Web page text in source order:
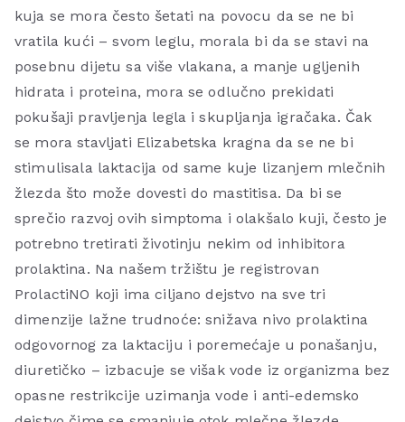
kuja se mora često šetati na povocu da se ne bi
vratila kući – svom leglu, morala bi da se stavi na
posebnu dijetu sa više vlakana, a manje ugljenih
hidrata i proteina, mora se odlučno prekidati
pokušaji pravljenja legla i skupljanja igračaka. Čak
se mora stavljati Elizabetska kragna da se ne bi
stimulisala laktacija od same kuje lizanjem mlečnih
žlezda što može dovesti do mastitisa. Da bi se
sprečio razvoj ovih simptoma i olakšalo kuji, često je
potrebno tretirati životinju nekim od inhibitora
prolaktina. Na našem tržištu je registrovan
ProlactiNO koji ima ciljano dejstvo na sve tri
dimenzije lažne trudnoće: snižava nivo prolaktina
odgovornog za laktaciju i poremećaje u ponašanju,
diuretičko – izbacuje se višak vode iz organizma bez
opasne restrikcije uzimanja vode i anti-edemsko